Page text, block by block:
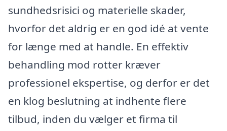
sundhedsrisici og materielle skader,
hvorfor det aldrig er en god idé at vente
for længe med at handle. En effektiv
behandling mod rotter kræver
professionel ekspertise, og derfor er det
en klog beslutning at indhente flere
tilbud, inden du vælger et firma til